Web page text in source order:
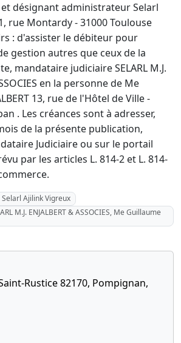
désignant administrateur Selarl
rue Montardy - 31000 Toulouse
: d'assister le débiteur pour
gestion autres que ceux de la
mandataire judiciaire SELARL M.J.
en la personne de Me
13, rue de l'Hôtel de Ville -
. Les créances sont à adresser,
de la présente publication,
Judiciaire ou sur le portail
par les articles L. 814-2 et L. 814-
Selarl Ajilink Vigreux
M.J. ENJALBERT & ASSOCIES, Me Guillaume
Rustice 82170, Pompignan,